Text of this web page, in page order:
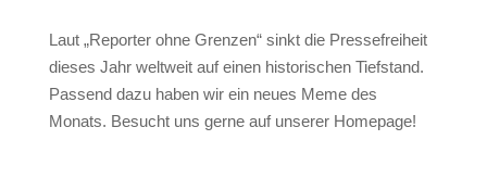
Laut „Reporter ohne Grenzen“ sinkt die Pressefreiheit
dieses Jahr weltweit auf einen historischen Tiefstand.
Passend dazu haben wir ein neues Meme des
Monats. Besucht uns gerne auf unserer Homepage!